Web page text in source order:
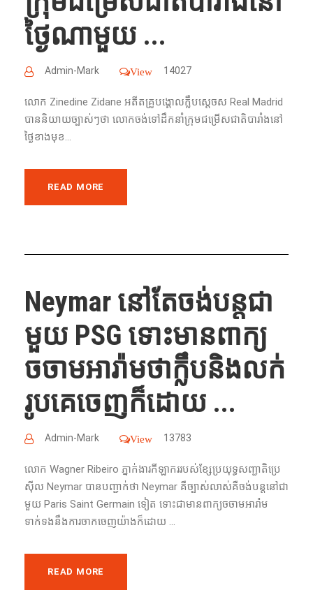
ថ្ងៃណាមួយ ...
Admin-Mark View 14027
លោក​ Zinedine Zidane អតីត​គ្រូ​បង្គោល​ក្លឹបស្តេចស​ Real Madrid
បាន​និយាយ​​ច្បាស់ៗ​ថា​ លោក​ចង់​ទៅ​ដឹក​នាំ​ក្រុម​ជម្រើសជាតិ​បារាំងនៅ
ថ្ងៃខាងមុខ​...
READ MORE
Neymar នៅ​តែ​ចង់​បន្ត​ជា​
មួយ​ PSG ទោះ​មាន​ពាក្យ​
ចចាមអារ៉ាម​ថាក្លឹបនិងលក់
រូបគេចេញក៏ដោយ​ ...
Admin-Mark View 13783
លោក​ Wagner Ribeiro ភ្នាក់ងារ​កីឡាករ​របស់​ខ្សែ​ប្រយុទ្ធសញ្ជាតិប្រេ
ស៊ីល​ Neymar បានបញ្ជាក់ថា Neymar គឺ​ច្បាស់​លាស់​គឺ​ចង់​បន្ត​នៅ​ជា​
មួយ​ Paris Saint Germain ទៀត​​ ទោះ​ជា​មាន​ពាក្យ​ចចាមអារ៉ាម​
ទាក់ទង​នឹង​ការ​ចាក​ចេញ​យ៉ាង​ក៏​ដោយ​ ...
READ MORE